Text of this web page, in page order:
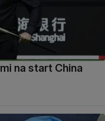
na start China